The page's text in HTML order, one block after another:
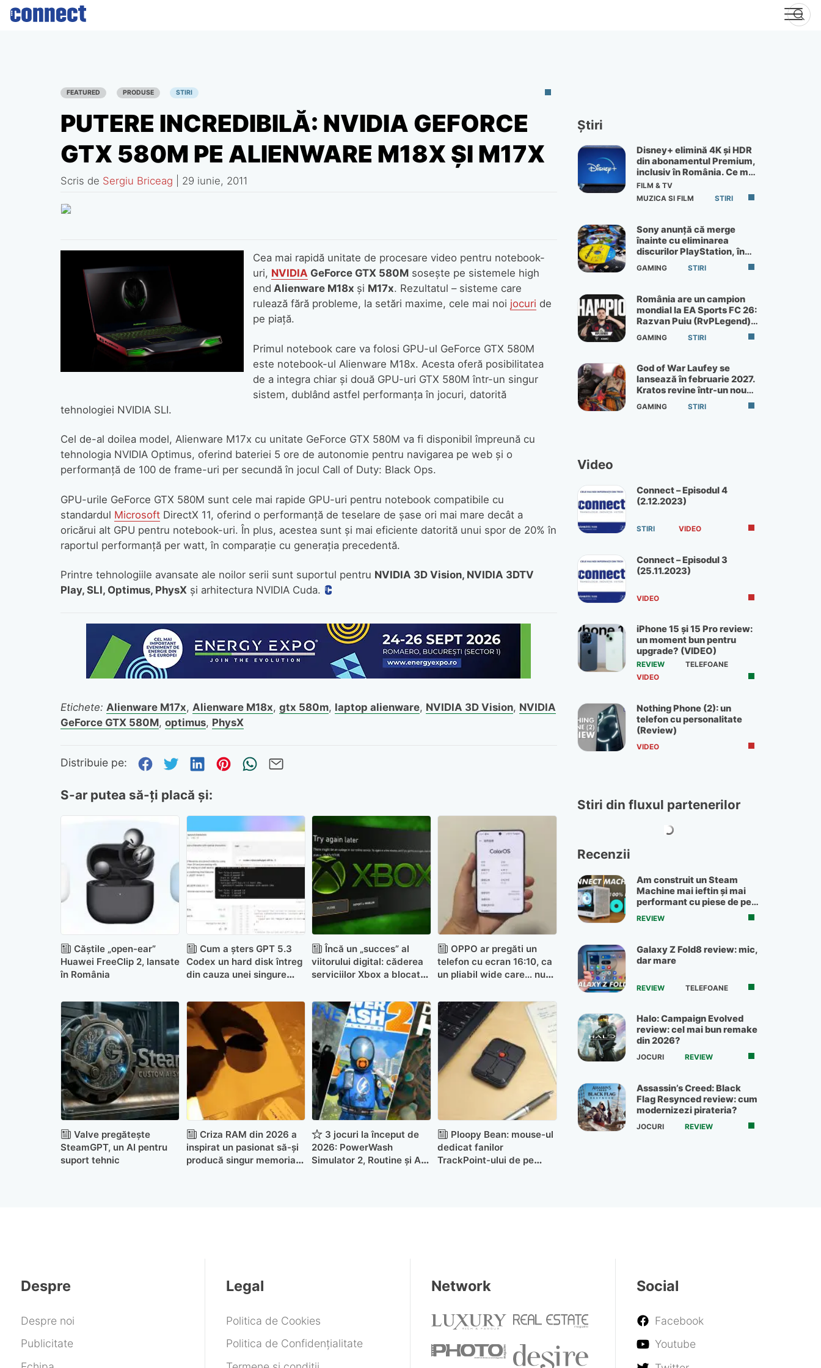
Skip
FEATURED PRODUSE STIRI
PUTERE INCREDIBILĂ: NVIDIA GEFORCE
GTX 580M PE ALIENWARE M18X ŞI M17X
Scris de Sergiu Briceag 29 iunie, 2011
Cea mai rapidă unitate de procesare video pentru notebook-
uri, NVIDIA GeForce GTX 580Msoseşte pe sistemele high
end Alienware M18x şi M17x. Rezultatul – sisteme care
rulează fără probleme, la setări maxime, cele mai noi jocuri de
pe piaţă.
Primul notebook care va folosi GPU-ul GeForce GTX 580M
este notebook-ul Alienware M18x. Acesta oferă posibilitatea
de a integra chiar şi două GPU-uri GTX 580M într-un singur
sistem, dublând astfel performanţa în jocuri, datorită
tehnologiei NVIDIA SLI.
Cel de-al doilea model, Alienware M17x cu unitate GeForce GTX 580M va fi disponibil împreună cu
tehnologia NVIDIA Optimus, oferind bateriei 5 ore de autonomie pentru navigarea pe web şi o
performanţă de 100 de frame-uri per secundă în jocul Call of Duty: Black Ops.
GPU-urile GeForce GTX 580M sunt cele mai rapide GPU-uri pentru notebook compatibile cu
standardul MicrosoftDirectX 11, oferind o performanţă de teselare de şase ori mai mare decât a
oricărui alt GPU pentru notebook-uri. În plus, acestea sunt şi mai eficiente datorită unui spor de 20% în
raportul performanţă per watt, în comparaţie cu generaţia precedentă.
Printre tehnologiile avansate ale noilor serii sunt suportul pentru NVIDIA 3D Vision, NVIDIA 3DTV
Play, SLI, Optimus, PhysXşi arhitectura NVIDIA Cuda.
Etichete: Alienware M17x, Alienware M18x, gtx 580m, laptop alienware, NVIDIA 3D Vision, NVIDIA
GeForce GTX 580M, optimus, PhysX
Distribuie pe: Distribuie pe Facebook
Distribuie pe Twitter
Distribuie pe LinkedIn
Distribuie pe Pinterest
Trimite prin whatsapp
S-ar putea să-ți placă și:
Căștile „open-ear”
Huawei FreeClip 2, lansate
în România
Cum a șters GPT 5.3
Codex un hard disk întreg
din cauza unei singure
Încă un „succes” al
viitorului digital: căderea
serviciilor Xbox a blocat
OPPO ar pregăti un
telefon cu ecran 16:10, ca
un pliabil wide care… nu
Valve pregătește
SteamGPT, un AI pentru
suport tehnic
Criza RAM din 2026 a
inspirat un pasionat să-și
producă singur memoria
3 jocuri la început de
2026: PowerWash
Simulator 2, Routine și A
Ploopy Bean: mouse-ul
dedicat fanilor
TrackPoint-ului de pe
Știri
Disney+ elimină 4K și HDR
din abonamentul Premium,
inclusiv în România. Ce mai
primești de 60 lei pe lună
FILM & TV
MUZICA SI FILM
STIRI
Sony anunță că merge
înainte cu eliminarea
discurilor PlayStation, în
ciuda protestelor
GAMING STIRI
România are un campion
mondial la EA Sports FC 26:
Razvan Puiu (RvPLegend)
câștigă turneul de la Paris
GAMING STIRI
God of War Laufey se
lansează în februarie 2027.
Kratos revine într-un nou
God of War
GAMING STIRI
Video
Connect – Episodul 4
(2.12.2023)
STIRI VIDEO
Connect – Episodul 3
(25.11.2023)
VIDEO
iPhone 15 și 15 Pro review:
un moment bun pentru
upgrade? (VIDEO)
REVIEW
TELEFOANE
VIDEO
Nothing Phone (2): un
telefon cu personalitate
(Review)
VIDEO
Stiri din fluxul partenerilor
Recenzii
Am construit un Steam
Machine mai ieftin și mai
performant cu piese de pe
OLX
REVIEW
Galaxy Z Fold8 review: mic,
dar mare
REVIEW TELEFOANE
Halo: Campaign Evolved
review: cel mai bun remake
din 2026?
JOCURI REVIEW
Assassin’s Creed: Black
Flag Resynced review: cum
modernizezi pirateria?
JOCURI REVIEW
Despre
Despre noi
Publicitate
Legal
Politica de Cookies
Politica de Confidențialitate
Network Social
Facebook
Youtube